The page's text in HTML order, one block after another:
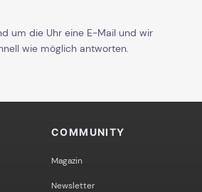
um die Uhr eine E-Mail und wir
wie möglich antworten.
COMMUNITY
Magazin
Newsletter